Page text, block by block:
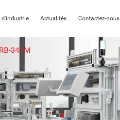
d'industrie Actualités Contactez-nous
341M